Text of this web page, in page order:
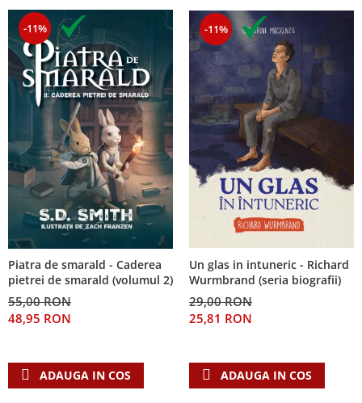
-11%
Piatra de smarald - Caderea
pietrei de smarald (volumul 2)
55,00 RON
48,95 RON
ADAUGA IN COS
-11%
Un glas in intuneric - Richard
Wurmbrand (seria biografii)
29,00 RON
25,81 RON
ADAUGA IN COS